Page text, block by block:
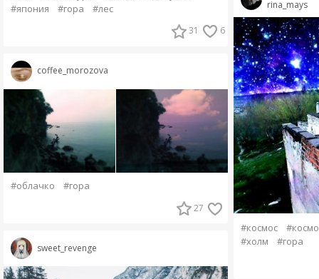
#япония
#гора #лес
31 6
coffee_morozova
#облачко #гора
27
sweet_revenge
rina_mays
#космос
#холм
#гора